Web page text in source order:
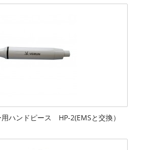
ハンドピース HP-2(EMSと交換）